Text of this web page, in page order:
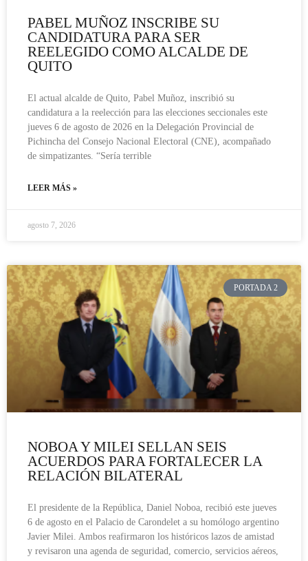
PABEL MUÑOZ INSCRIBE SU
CANDIDATURA PARA SER
REELEGIDO COMO ALCALDE DE
QUITO
El actual alcalde de Quito, Pabel Muñoz, inscribió su
candidatura a la reelección para las elecciones seccionales este
jueves 6 de agosto de 2026 en la Delegación Provincial de
Pichincha del Consejo Nacional Electoral (CNE), acompañado
de simpatizantes. “Sería terrible
LEER MÁS »
agosto 7, 2026
PORTADA 2
NOBOA Y MILEI SELLAN SEIS
ACUERDOS PARA FORTALECER LA
RELACIÓN BILATERAL
El presidente de la República, Daniel Noboa, recibió este jueves
6 de agosto en el Palacio de Carondelet a su homólogo argentino
Javier Milei. Ambos reafirmaron los históricos lazos de amistad
y revisaron una agenda de seguridad, comercio, servicios aéreos,